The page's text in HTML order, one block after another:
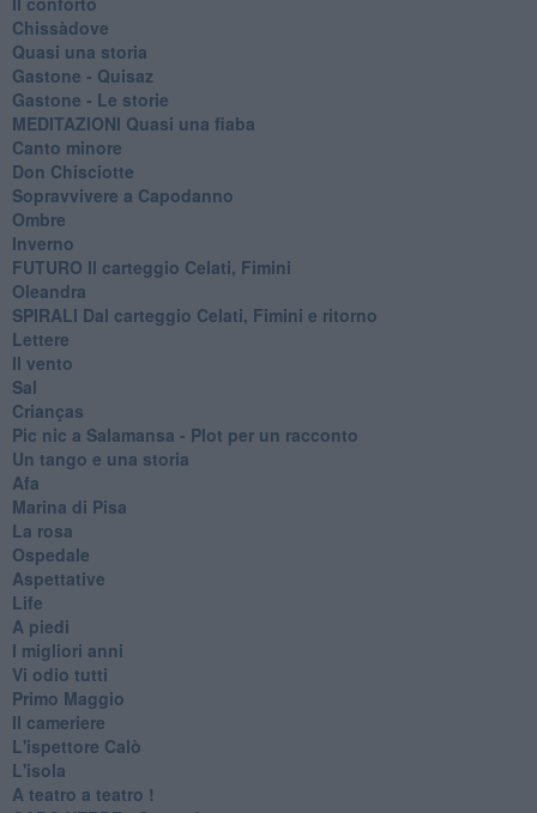
Chissàdove
Quasi una storia
Gastone - Quisaz
Gastone - Le storie
MEDITAZIONI Quasi una fiaba
Canto minore
Don Chisciotte
Sopravvivere a Capodanno
Ombre
Inverno
FUTURO Il carteggio Celati, Fimini
Oleandra
SPIRALI Dal carteggio Celati, Fimini e ritorno
Lettere
Il vento
Sal
Crianças
Pic nic a Salamansa - Plot per un racconto
Un tango e una storia
Afa
Marina di Pisa
La rosa
Ospedale
Aspettative
Life
A piedi
I migliori anni
Vi odio tutti
Primo Maggio
Il cameriere
L'ispettore Calò
L'isola
A teatro a teatro !